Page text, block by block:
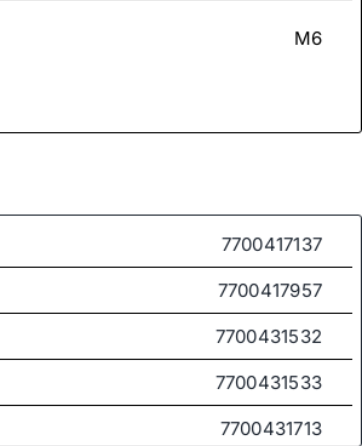
M6
7700417137
7700417957
7700431532
7700431533
7700431713